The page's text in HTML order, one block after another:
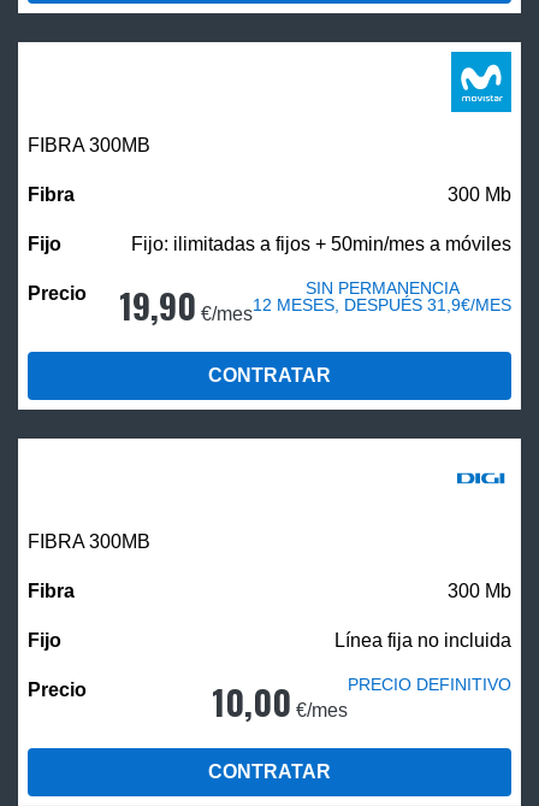
FIBRA 300MB
300 Mb
Fijo: ilimitadas a fijos + 50min/mes a móviles
19,90 €/mes
SIN PERMANENCIA
12 MESES, DESPUÉS 31,9€/MES
CONTRATAR
FIBRA 300MB
300 Mb
Línea fija no incluida
10,00 €/mes
PRECIO DEFINITIVO
CONTRATAR